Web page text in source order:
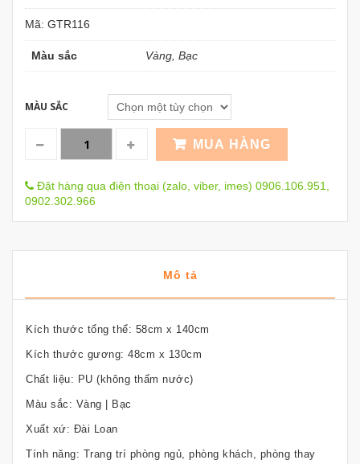
Mã: GTR116
Màu sắc Vàng, Bạc
MÀU SẮC
MUA HÀNG
Đặt hàng qua điện thoại (zalo, viber, imes) 0906.106.951,
0902.302.966
Mô tả
Kích thước tổng thể: 58cm x 140cm
Kích thước gương: 48cm x 130cm
Chất liệu: PU (không thấm nước)
Màu sắc: Vàng | Bạc
Xuất xứ: Đài Loan
Tính năng: Trang trí phòng ngủ, phòng khách, phòng thay